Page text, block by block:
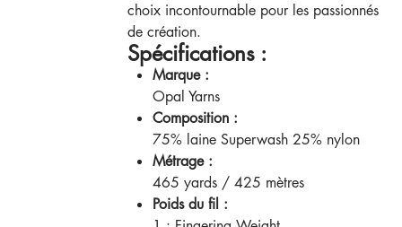
choix incontournable pour les passionnés
de création.
Spécifications :
Marque :
Opal Yarns
Composition :
75% laine Superwash 25% nylon
Métrage :
465 yards / 425 mètres
Poids du fil :